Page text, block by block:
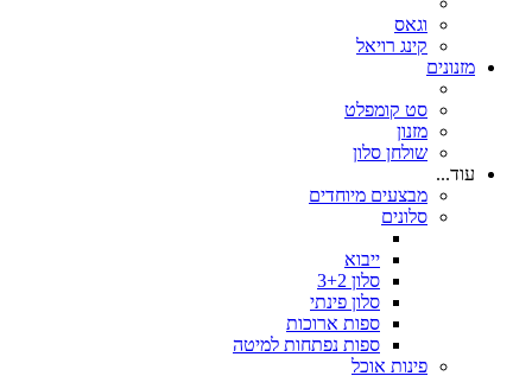
וגאס
קינג רויאל
מזנונים
סט קומפלט
מזנון
שולחן סלון
עוד...
מבצעים מיוחדים
סלונים
ייבוא
סלון 3+2
סלון פינתי
ספות ארוכות
ספות נפתחות למיטה
פינות אוכל